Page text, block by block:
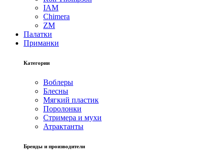
IAM
Chimera
ZM
Палатки
Приманки
Категории
Воблеры
Блесны
Мягкий пластик
Поролонки
Стримера и мухи
Атрактанты
Бренды и производители